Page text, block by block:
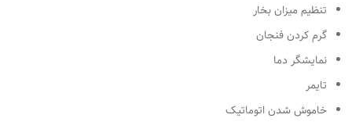
تنظیم میزان بخار
گرم کردن فنجان
نمایشگر دما
تایمر
خاموش شدن اتوماتیک